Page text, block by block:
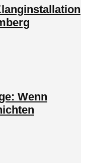
Wenn